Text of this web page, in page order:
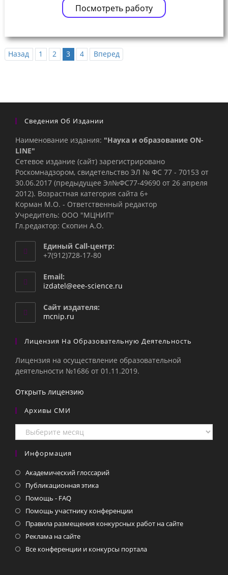
Посмотреть работу
Назад 1 2 3 4 Вперед
Сведения Об Издании
Наименование издания: "Наука и образование ON-
LINE"
Сетевое издание (сайт) зарегистрировано
Роскомнадзором, свидетельство ЭЛ № ФС 77 - 70153 от
30.06.2017 (предыдущее Эл№ФC77-49690 от 26 апреля
2012). Возрастная категория сайта 6+
Корман М.О. - Ответственный редактор
Учредитель: ООО "МЦНИП"
Гл.редактор: Скопин А.О.
Единый Call-центр:
+7(912)728-17-80
Email:
izdatel@eee-science.ru
Сайт издателя:
mcnip.ru
Лицензия На Образовательную Деятельность
Лицензия на осуществление образовательной
деятельности №1686 от 01.11.2019.
Открыть лицензию
Архивы СМИ
Архивы
СМИ
Информация
Академический глоссарий
Публикационная этика
Помощь - FAQ
Помощь участнику конференции
Правила размещения конкурсных работ на сайте
Реклама на сайте
Все конференции и конкурсы портала